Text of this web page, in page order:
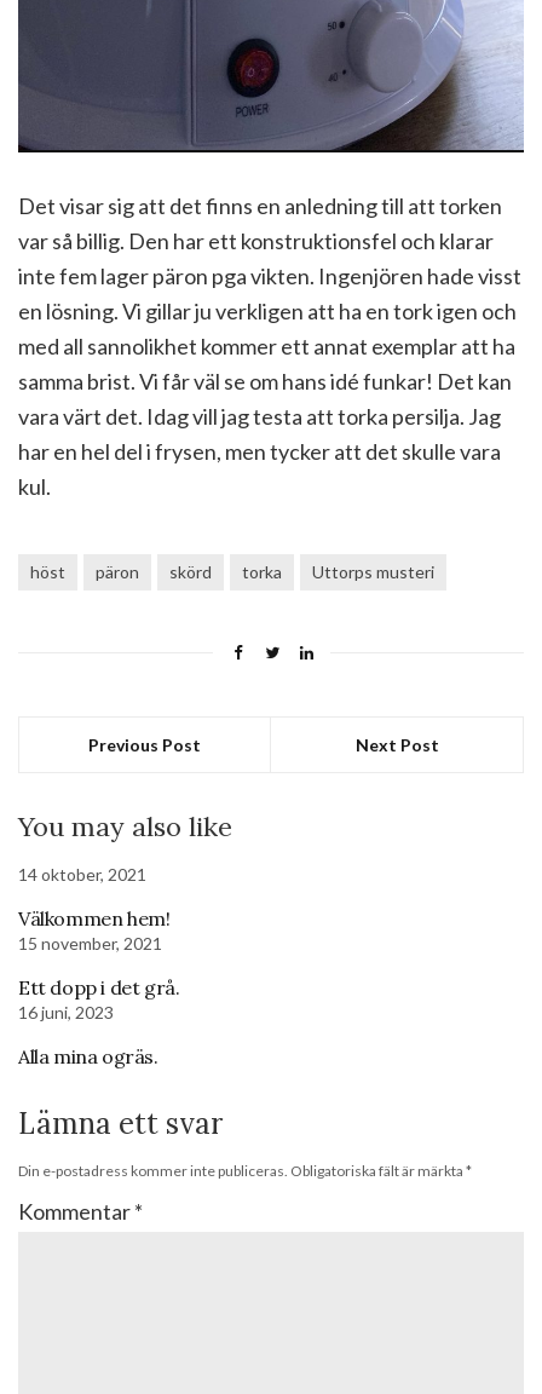
Det visar sig att det finns en anledning till att torken
var så billig. Den har ett konstruktionsfel och klarar
inte fem lager päron pga vikten. Ingenjören hade visst
en lösning. Vi gillar ju verkligen att ha en tork igen och
med all sannolikhet kommer ett annat exemplar att ha
samma brist. Vi får väl se om hans idé funkar! Det kan
vara värt det. Idag vill jag testa att torka persilja. Jag
har en hel del i frysen, men tycker att det skulle vara
kul.
höst päron skörd torka Uttorps musteri
Previous Post Next Post
You may also like
14 oktober, 2021
Välkommen hem!
15 november, 2021
Ett dopp i det grå.
16 juni, 2023
Alla mina ogräs.
Lämna ett svar
Din e-postadress kommer inte publiceras. Obligatoriska fält är märkta *
Kommentar*